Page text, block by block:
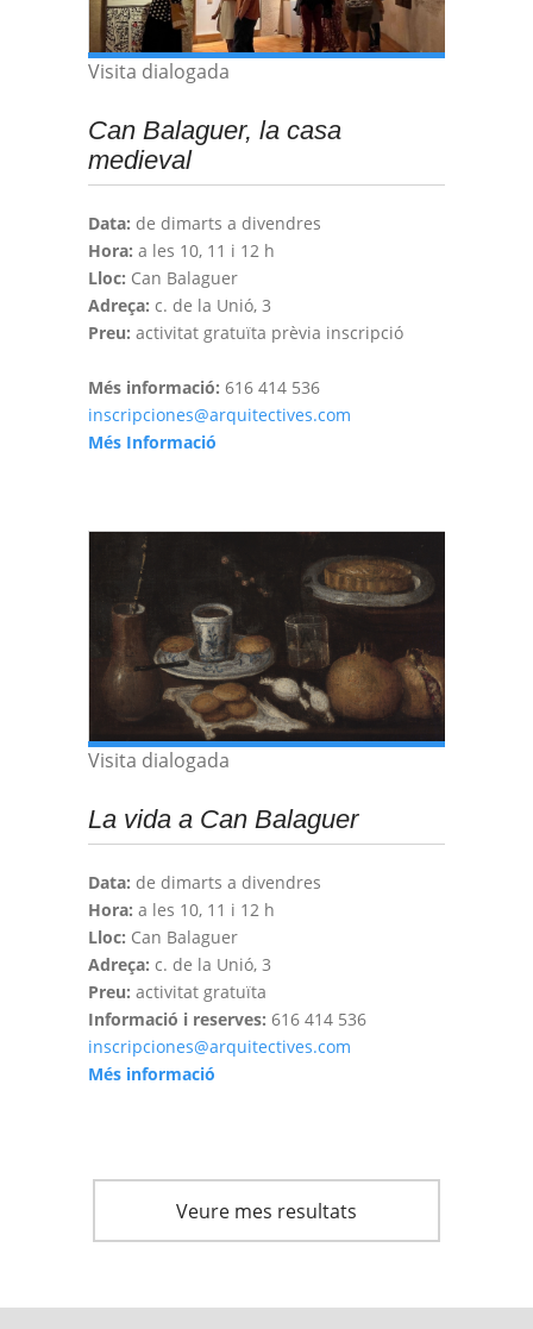
Visita dialogada
Can Balaguer, la casa
medieval
Data: de dimarts a divendres
Hora: a les 10, 11 i 12 h
Lloc: Can Balaguer
Adreça: c. de la Unió, 3
Preu: activitat gratuïta prèvia inscripció
Més informació: 616 414 536
inscripciones@arquitectives.com
Més Informació
Visita dialogada
La vida a Can Balaguer
Data: de dimarts a divendres
Hora: a les 10, 11 i 12 h
Lloc: Can Balaguer
Adreça: c. de la Unió, 3
Preu: activitat gratuïta
Informació i reserves: 616 414 536
inscripciones@arquitectives.com
Més informació
Veure mes resultats